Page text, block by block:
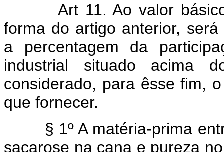
Art 11. Ao valor
forma do artigo anterior,
a percentagem da
industrial situado acima
considerado, para êsse fim,
que fornecer.
§ 1º A matéria-prima
sacarose na cana e pureza